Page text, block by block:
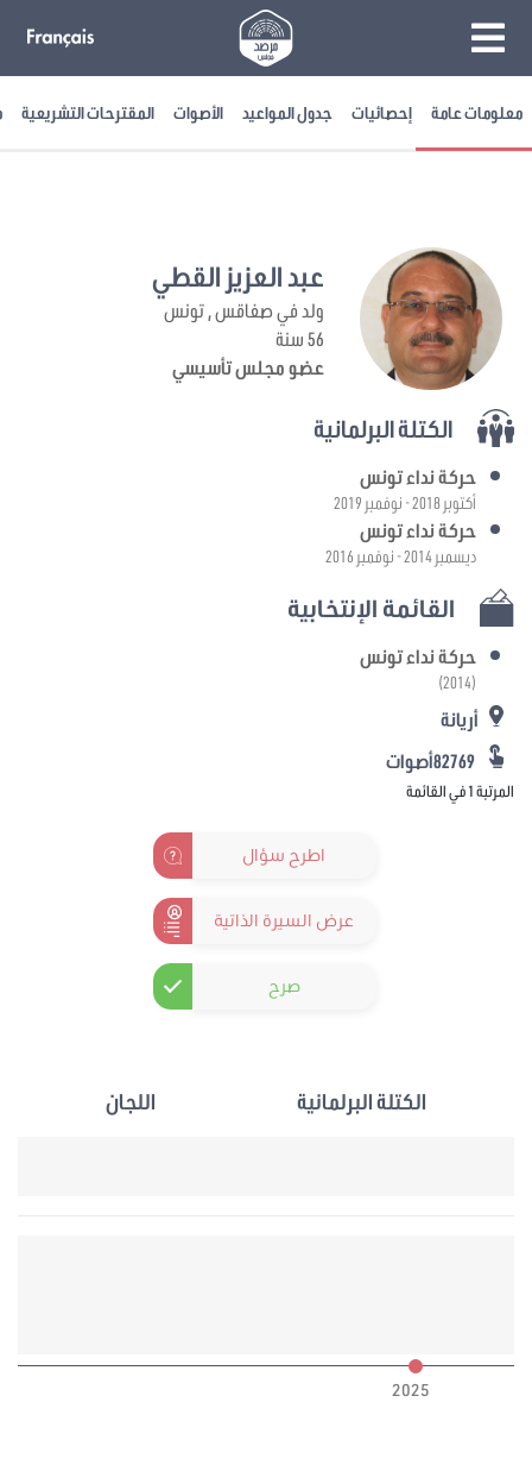
معلومات عامة إحصائيات جدول المواعيد الأصوات المقترحات التشريعية
عبد العزيز القطي
ولد في صفاقس , تونس
56 سنة
عضو مجلس تأسيسي
الكتلة البرلمانية
حركة نداء تونس
أكتوبر 2018 - نوفمبر 2019
حركة نداء تونس
ديسمبر 2014 - نوفمبر 2016
القائمة الإنتخابية
حركة نداء تونس
(2014)
أريانة
المرتبة 1 في القائمة
اطرح سؤال
عرض السيرة الذاتية
صرح
الكتلة البرلمانية اللجان
2025